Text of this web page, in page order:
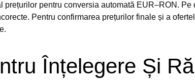
prețurilor pentru conversia automată EUR–RON. Pe
Pentru confirmarea prețurilor finale și a
Înțelegere Și